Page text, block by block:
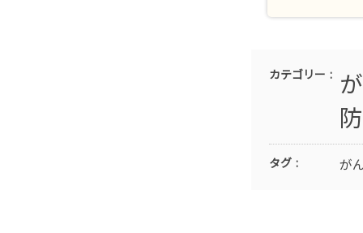
カテゴリー
タグ が